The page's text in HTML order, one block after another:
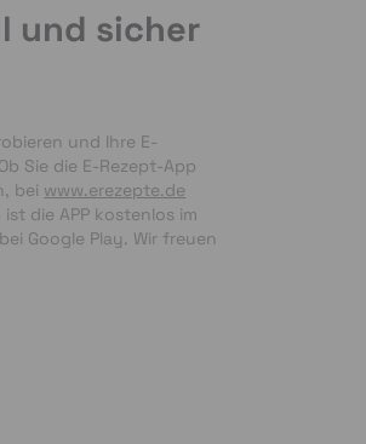
und sicher
und Ihre E-
Sie die E-Rezept-App
bei www.erezepte.de
die APP kostenlos im
Google Play. Wir freuen